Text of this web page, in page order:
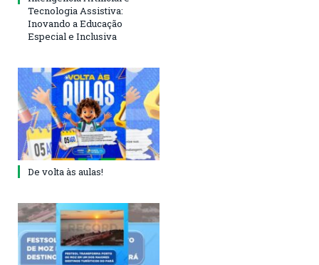
Tecnologia Assistiva:
Inovando a Educação
Especial e Inclusiva
De volta às aulas!